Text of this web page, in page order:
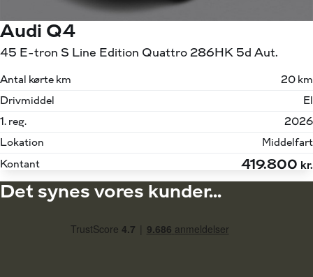
Audi Q4
45 E-tron S Line Edition Quattro 286HK 5d Aut.
Antal kørte km
20 km
Drivmiddel
El
1. reg.
2026
Lokation
Middelfart
Kontant
419.800 kr.
Det synes vores kunder...